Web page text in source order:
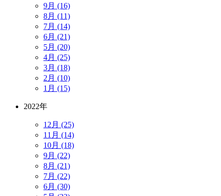
9月 (16)
8月 (11)
7月 (14)
6月 (21)
5月 (20)
4月 (25)
3月 (18)
2月 (10)
1月 (15)
2022年
12月 (25)
11月 (14)
10月 (18)
9月 (22)
8月 (21)
7月 (22)
6月 (30)